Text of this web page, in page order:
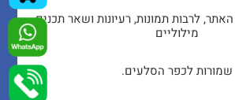
האתר, לרבות תמונות, רעיונות ושאר תכנים
מילוליים
שמורות לכפר הסלעים.